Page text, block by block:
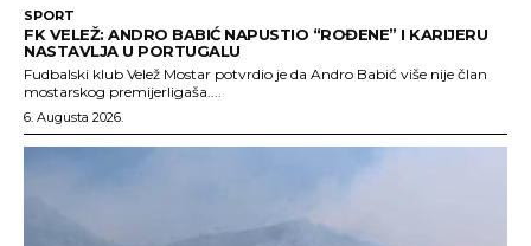
SPORT
FK VELEŽ: ANDRO BABIĆ NAPUSTIO “ROĐENE” I KARIJERU
NASTAVLJA U PORTUGALU
Fudbalski klub Velež Mostar potvrdio je da Andro Babić više nije član
mostarskog premijerligaša....
6. Augusta 2026.